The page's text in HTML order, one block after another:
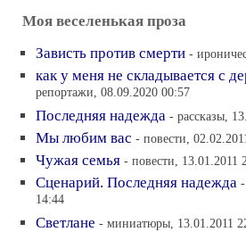
Моя веселенькая проза
Зависть против смерти -
как у меня не складывается с
репортажи, 08.09.2020 00:57
Последняя надежда - рассказы,
Мы любим вас - повести,
Чужая семья - повести, 13.01.2011
Сценарий. Последняя надежда
14:44
Светлане - миниатюры, 13.01.2011